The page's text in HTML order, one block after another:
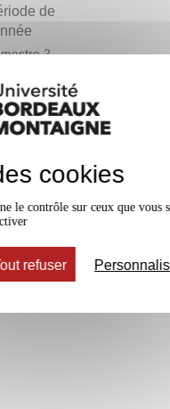
de
2
cookies
le contrôle sur ceux que vous
refuser